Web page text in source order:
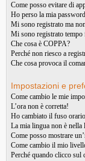
Come posso evitare di
Ho perso la mia
Mi sono registrato ma
Mi sono registrato tempo
Che cosa è COPPA?
Perché non riesco a
Che cosa provoca il
Impostazioni e
Come cambio le mie
L’ora non è corretta!
Ho cambiato il fuso
La mia lingua non è nella
Come posso mostrare
Come cambio il mio
Perché quando clicco sul